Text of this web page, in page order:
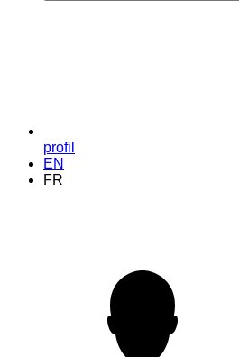
profil
EN
FR